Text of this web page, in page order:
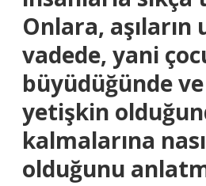
Onlara, aşıların
vadede, yani
büyüdüğünde
yetişkin
kalmalarına
olduğunu